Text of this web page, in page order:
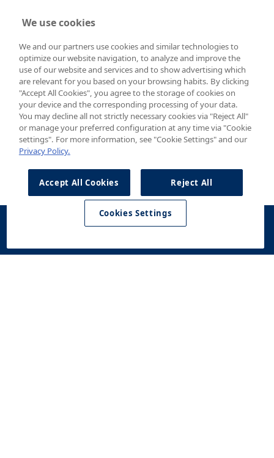
We use cookies
We and our partners use cookies and similar technologies to
optimize our website navigation, to analyze and improve the
use of our website and services and to show advertising which
are relevant for you based on your browsing habits. By clicking
"Accept All Cookies", you agree to the storage of cookies on
your device and the corresponding processing of your data.
You may decline all not strictly necessary cookies via "Reject All"
or manage your preferred configuration at any time via "Cookie
settings". For more information, see "Cookie Settings" and our
Privacy Policy.
Accept All Cookies Reject All
Cookies Settings